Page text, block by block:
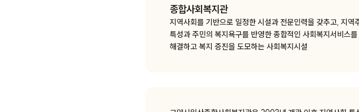
종합사회복지관
지역사회를 기반으로 일정한 시설과 전문인력을 갖추고, 지역
특성과 주민의 복지욕구를 반영한 종합적인 사회복지서비스
해결하고 복지 증진을 도모하는 사회복지시설